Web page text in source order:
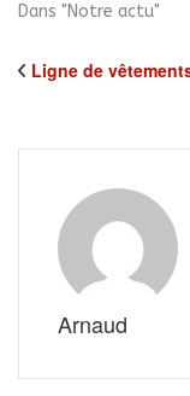
Dans "Notre actu"
Ligne de
Arnaud